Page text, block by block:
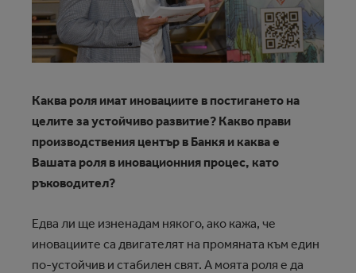
Каква роля имат иновациите в постигането на
целите за устойчиво развитие? Какво прави
производствения център в Банкя и каква е
Вашата роля в иновационния процес, като
ръководител?
Едва ли ще изненадам някого, ако кажа, че
иновациите са двигателят на промяната към един
по-устойчив и стабилен свят. А моята роля е да